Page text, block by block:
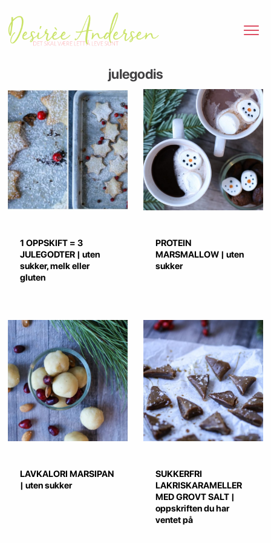
julegodis
1 OPPSKIFT = 3
JULEGODTER | uten
sukker, melk eller
gluten
PROTEIN
MARSMALLOW | uten
sukker
LAVKALORI MARSIPAN
| uten sukker
SUKKERFRI
LAKRISKARAMELLER
MED GROVT SALT |
oppskriften du har
ventet på